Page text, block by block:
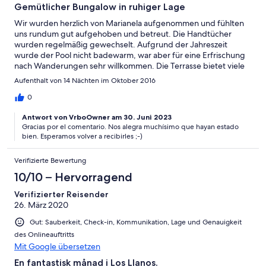
Gemütlicher Bungalow in ruhiger Lage
Wir wurden herzlich von Marianela aufgenommen und fühlten
uns rundum gut aufgehoben und betreut. Die Handtücher
wurden regelmäßig gewechselt. Aufgrund der Jahreszeit
wurde der Pool nicht badewarm, war aber für eine Erfrischung
nach Wanderungen sehr willkommen. Die Terrasse bietet viele
Liegemöglichkeiten und Sitzgelegenheiten, so dass auch zu
eines Brötchenservices, bei dem man morgens frische Brötchen
und Restaurants zu Fuß in etwa 20 Minuten zu erreichen, ein
Mietwagen für Touren in den Krater oder zum Strand macht
Sinn. Beeindruckend ist auch der Sternenhimmel, den man
allabendlich von der Terrasse aus genießen kann. Vielen Dank
für die herzliche Umsorgung an Marianela, die sich um auch um
frische Blumendokoration kümmerte und unseren Aufenhalt mit
kleinen Aufmerksamkeiten versüßte.
Aufenthalt von 14 Nächten im Oktober 2016
0
Antwort von VrboOwner am 30. Juni 2023
Gracias por el comentario. Nos alegra muchísimo que hayan estado
bien. Esperamos volver a recibirles ;-)
Verifizierte Bewertung
10/10 – Hervorragend
Verifizierter Reisender
26. März 2020
Gut: Sauberkeit, Check-in, Kommunikation, Lage und Genauigkeit
des Onlineauftritts
Mit Google übersetzen
En fantastisk månad i Los Llanos.